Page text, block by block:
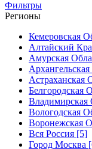
Фильтры
Регионы
Кемеровская
Алтайский
Амурская
Астраханская
Белгородская
Владимирская
Вологодская
Воронежская
Вся Россия [5]
Город Москва